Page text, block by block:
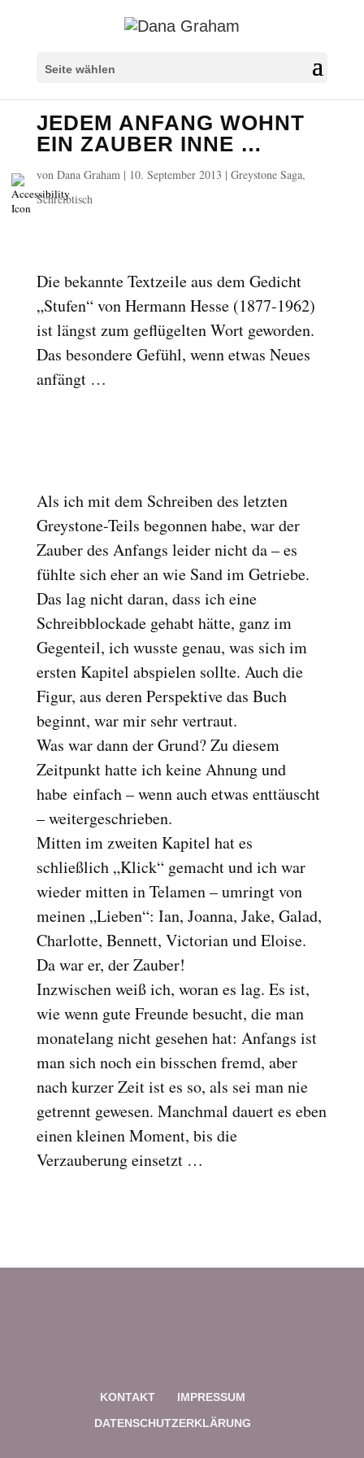
Seite wählen
JEDEM ANFANG WOHNT
EIN ZAUBER INNE …
von Dana Graham| 10. September 2013 | Greystone Saga,
Schreibtisch
Die bekannte Textzeile aus dem Gedicht
„Stufen“ von Hermann Hesse (1877-1962)
ist längst zum geflügelten Wort geworden.
Das besondere Gefühl, wenn etwas Neues
anfängt …
Als ich mit dem Schreiben des letzten
Greystone-Teils begonnen habe, war der
Zauber des Anfangs leider nicht da – es
fühlte sich eher an wie Sand im Getriebe.
Das lag nicht daran, dass ich eine
Schreibblockade gehabt hätte, ganz im
Gegenteil, ich wusste genau, was sich im
ersten Kapitel abspielen sollte. Auch die
Figur, aus deren Perspektive das Buch
beginnt, war mir sehr vertraut.
Was war dann der Grund? Zu diesem
Zeitpunkt hatte ich keine Ahnung und
habe einfach – wenn auch etwas enttäuscht
– weitergeschrieben.
Mitten im zweiten Kapitel hat es
schließlich „Klick“ gemacht und ich war
wieder mitten in Telamen – umringt von
meinen „Lieben“: Ian, Joanna, Jake, Galad,
Charlotte, Bennett, Victorian und Eloise.
Da war er, der Zauber!
Inzwischen weiß ich, woran es lag. Es ist,
wie wenn gute Freunde besucht, die man
monatelang nicht gesehen hat: Anfangs ist
man sich noch ein bisschen fremd, aber
nach kurzer Zeit ist es so, als sei man nie
getrennt gewesen. Manchmal dauert es eben
einen kleinen Moment, bis die
Verzauberung einsetzt …
KONTAKT
IMPRESSUM
DATENSCHUTZERKLÄRUNG
Überschriften markieren
settings
zoom_out Herauszoomen
zoom_in Vergrößern
remove_circle_outline Schrift verkleinern
add_circle_outline
brightness_low Dunkler Kontrast
format_underlined Links unterstreichen
font_download Links markieren